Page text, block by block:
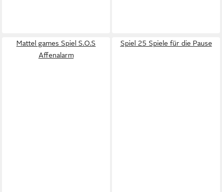
Mattel games Spiel S.O.S
Affenalarm
Spiel 25 Spiele für die Pause